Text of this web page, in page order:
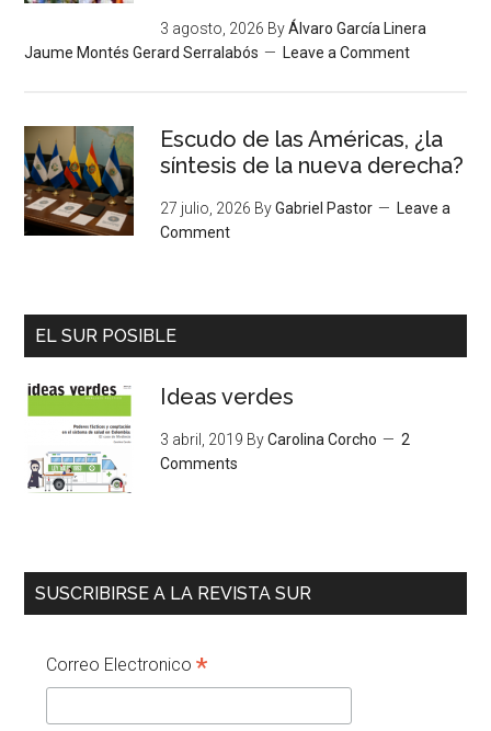
3 agosto, 2026 ByÁlvaro García Linera
Jaume Montés Gerard Serralabós
Leave a Comment
Escudo de las Américas, ¿la
síntesis de la nueva derecha?
27 julio, 2026 ByGabriel Pastor
Leave a
Comment
EL SUR POSIBLE
Ideas verdes
3 abril, 2019 ByCarolina Corcho
2
Comments
SUSCRIBIRSE A LA REVISTA SUR
Correo Electronico*